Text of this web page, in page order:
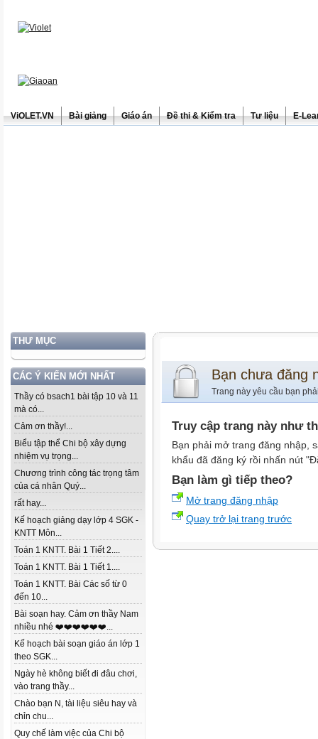
ViOLET.VN Bài giảng Giáo án Đề thi & Kiểm tra Tư liệu E-
THƯ MỤC
CÁC Ý KIẾN MỚI NHẤT
Thầy có bsach1 bài tập 10 và 11
mà có...
Cảm ơn thầy!...
Biểu tập thể Chi bộ xây dựng
nhiệm vụ trọng...
Chương trình công tác trọng tâm
của cá nhân Quý...
rất hay...
Kế hoạch giảng dạy lớp 4 SGK -
KNTT Môn...
Toán 1 KNTT. Bài 1 Tiết 2....
Toán 1 KNTT. Bài 1 Tiết 1....
Toán 1 KNTT. Bài Các số từ 0
đến 10...
Bài soạn hay. Cảm ơn thầy Nam
nhiều nhé ❤️❤️❤️❤️❤️❤️...
Kế hoạch bài soạn giáo án lớp 1
theo SGK...
Ngày hè không biết đi đâu chơi,
vào trang thầy...
Chào bạn N, tài liệu siêu hay và
chỉn chu...
Quy chế làm việc của Chi bộ
Bạn chưa đăng
Trang này yêu cầu bạn
Truy cập trang này như
Bạn phải mở trang đăng nhập,
khẩu đã đăng ký rồi nhấn nút
Bạn làm gì tiếp theo?
Mở trang đăng nhập
Quay trở lại trang trước